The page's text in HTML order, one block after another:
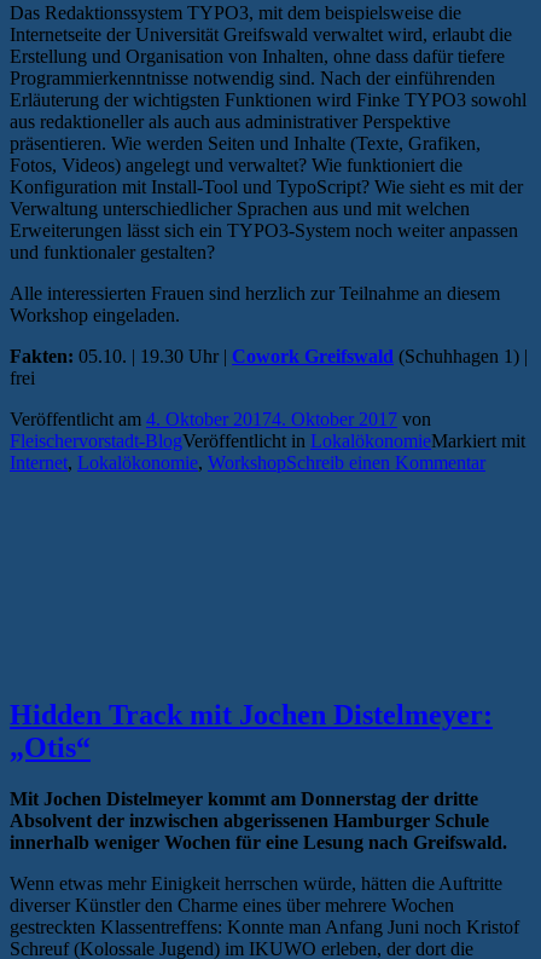
Das Redaktionssystem TYPO3, mit dem beispielsweise die
Internetseite der Universität Greifswald verwaltet wird, erlaubt die
Erstellung und Organisation von Inhalten, ohne dass dafür tiefere
Programmierkenntnisse notwendig sind. Nach der einführenden
Erläuterung der wichtigsten Funktionen wird Finke TYPO3 sowohl
aus redaktioneller als auch aus administrativer Perspektive
präsentieren. Wie werden Seiten und Inhalte (Texte, Grafiken,
Fotos, Videos) angelegt und verwaltet? Wie funktioniert die
Konfiguration mit Install-Tool und TypoScript? Wie sieht es mit der
Verwaltung unterschiedlicher Sprachen aus und mit welchen
Erweiterungen lässt sich ein TYPO3-System noch weiter anpassen
und funktionaler gestalten?
Alle interessierten Frauen sind herzlich zur Teilnahme an diesem
Workshop eingeladen.
Fakten: 05.10. | 19.30 Uhr | Cowork Greifswald (Schuhhagen 1) |
frei
Veröffentlicht am 4. Oktober 20174. Oktober 2017 von
Fleischervorstadt-BlogVeröffentlicht in LokalökonomieMarkiert mit
Internet, Lokalökonomie, WorkshopSchreib einen Kommentar
Hidden Track mit Jochen Distelmeyer:
„Otis“
Mit Jochen Distelmeyer kommt am Donnerstag der dritte
Absolvent der inzwischen abgerissenen Hamburger Schule
innerhalb weniger Wochen für eine Lesung nach Greifswald.
Wenn etwas mehr Einigkeit herrschen würde, hätten die Auftritte
diverser Künstler den Charme eines über mehrere Wochen
gestreckten Klassentreffens: Konnte man Anfang Juni noch Kristof
Schreuf (Kolossale Jugend) im IKUWO erleben, der dort die